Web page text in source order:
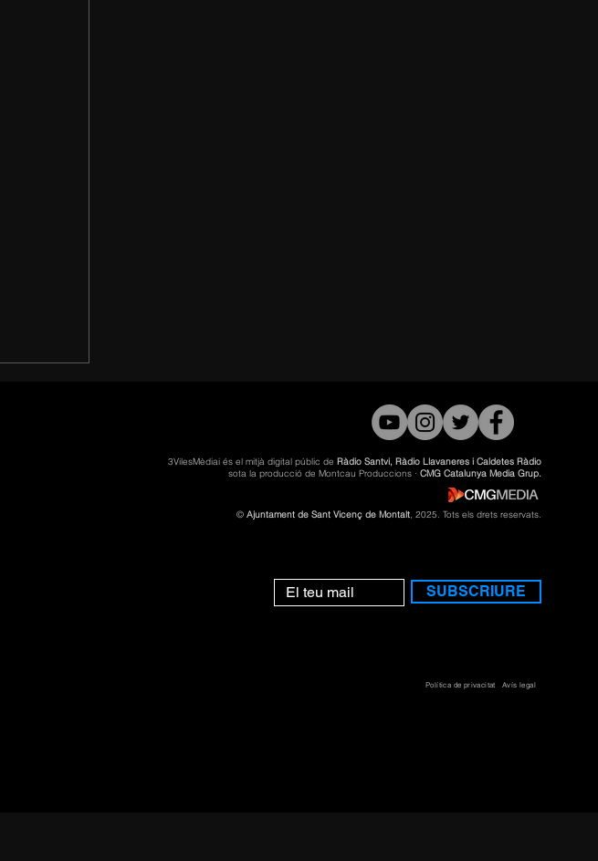
3VilesMèdiai és el mitjà digital públic de Ràdio Santvi, Ràdio Llavaneres i Caldetes Ràdio
sota la producció de Montcau Produccions · CMG Catalunya Media Grup.
© Ajuntament de Sant Vicenç de Montalt, 2025. Tots els drets reservats.
SUBSCRIURE
Política de privacitatAvís legal